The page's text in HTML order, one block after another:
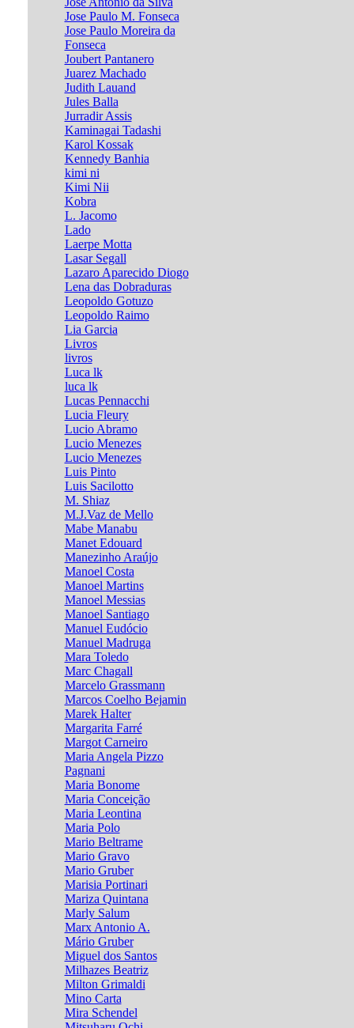
Jose Paulo M. Fonseca
Jose Paulo Moreira da
Fonseca
Joubert Pantanero
Juarez Machado
Judith Lauand
Jules Balla
Jurradir Assis
Kaminagai Tadashi
Karol Kossak
Kennedy Banhia
kimi ni
Kimi Nii
Kobra
L. Jacomo
Lado
Laerpe Motta
Lasar Segall
Lazaro Aparecido Diogo
Lena das Dobraduras
Leopoldo Gotuzo
Leopoldo Raimo
Lia Garcia
Livros
livros
Luca lk
luca lk
Lucas Pennacchi
Lucia Fleury
Lucio Abramo
Lucio Menezes
Lucio Menezes
Luis Pinto
Luis Sacilotto
M. Shiaz
M.J.Vaz de Mello
Mabe Manabu
Manet Edouard
Manezinho Araújo
Manoel Costa
Manoel Martins
Manoel Messias
Manoel Santiago
Manuel Eudócio
Manuel Madruga
Mara Toledo
Marc Chagall
Marcelo Grassmann
Marcos Coelho Bejamin
Marek Halter
Margarita Farré
Margot Carneiro
Maria Angela Pizzo
Pagnani
Maria Bonome
Maria Conceição
Maria Leontina
Maria Polo
Mario Beltrame
Mario Gravo
Mario Gruber
Marisia Portinari
Mariza Quintana
Marly Salum
Marx Antonio A.
Mário Gruber
Miguel dos Santos
Milhazes Beatriz
Milton Grimaldi
Mino Carta
Mira Schendel